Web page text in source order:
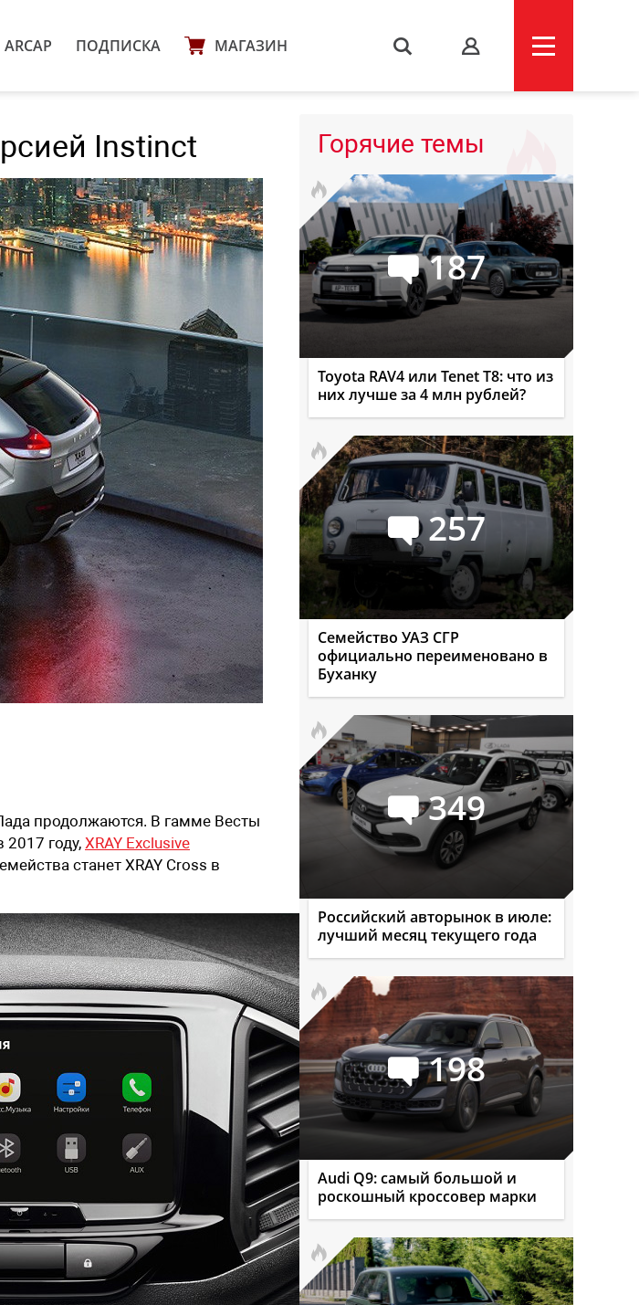
ARCAP ПОДПИСКА МАГАЗИН s
Instinct
продолжаются. В гамме Весты
году, XRAY Exclusive
станет XRAY Cross в
Горячие темы
187
Toyota RAV4 или Tenet T8: что из
них лучше за 4 млн рублей?
257
Семейство УАЗ СГР
официально переименовано в
Буханку
349
Российский авторынок в июле:
лучший месяц текущего года
198
Audi Q9: самый большой и
роскошный кроссовер марки